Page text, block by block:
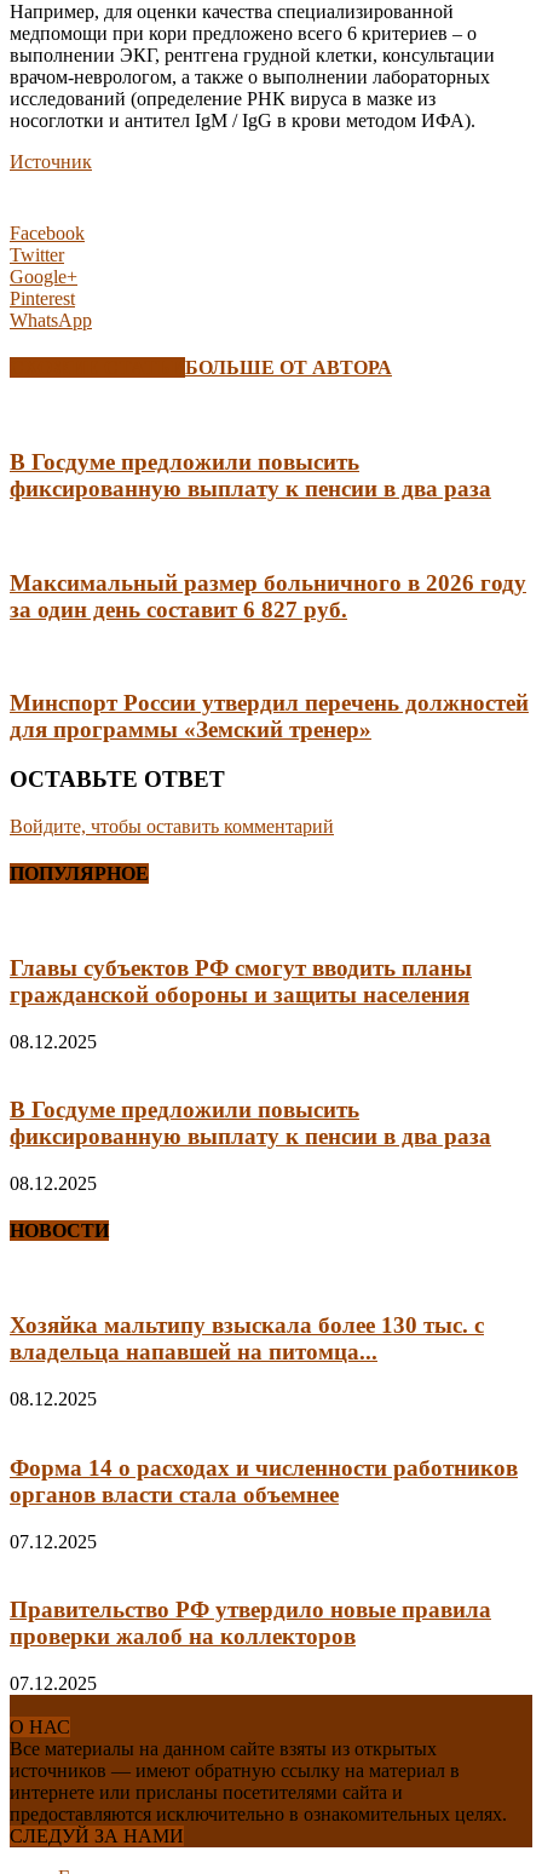
Например, для оценки качества специализированной
медпомощи при кори предложено всего 6 критериев – о
выполнении ЭКГ, рентгена грудной клетки, консультации
врачом-неврологом, а также о выполнении лабораторных
исследований (определение РНК вируса в мазке из
носоглотки и антител IgM / IgG в крови методом ИФА).
Источник
Facebook
Twitter
Google+
Pinterest
WhatsApp
БОЛЬШЕ ОТ АВТОРА
В Госдуме предложили повысить
фиксированную выплату к пенсии в два раза
Максимальный размер больничного в 2026 году
за один день составит 6 827 руб.
Минспорт России утвердил перечень должностей
для программы «Земский тренер»
ОСТАВЬТЕ ОТВЕТ
Войдите, чтобы оставить комментарий
ПОПУЛЯРНОЕ
Главы субъектов РФ смогут вводить планы
гражданской обороны и защиты населения
08.12.2025
В Госдуме предложили повысить
фиксированную выплату к пенсии в два раза
08.12.2025
НОВОСТИ
Хозяйка мальтипу взыскала более 130 тыс. с
владельца напавшей на питомца...
08.12.2025
Форма 14 о расходах и численности работников
органов власти стала объемнее
07.12.2025
Правительство РФ утвердило новые правила
проверки жалоб на коллекторов
07.12.2025
О НАС
Все материалы на данном сайте взяты из открытых
источников — имеют обратную ссылку на материал в
интернете или присланы посетителями сайта и
предоставляются исключительно в ознакомительных целях.
СЛЕДУЙ ЗА НАМИ